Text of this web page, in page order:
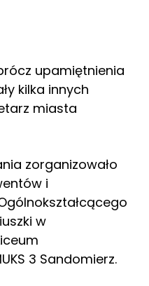
upamiętnienia
kilka innych
miasta
zorganizowało
i
w
3 Sandomierz.